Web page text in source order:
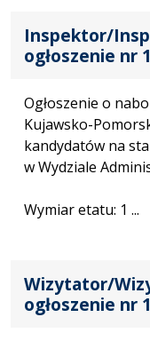
Inspektor/
ogłoszenie nr
Ogłoszenie o
Kujawsko-
kandydatów na
w Wydziale
Wymiar etatu: 1 ...
Wizytator/
ogłoszenie nr